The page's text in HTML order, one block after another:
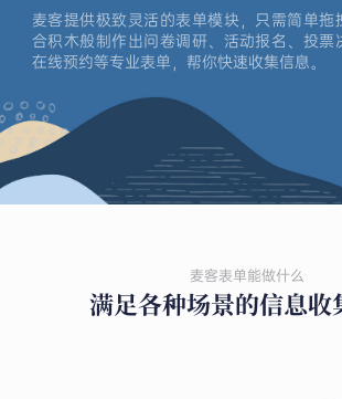
麦客提供极致灵活的表单模块，只需简单拖
合积木般制作出问卷调研、活动报名、投票
在线预约等专业表单，帮你快速收集信息。
麦客表单能做什么
满足各种场景的信息收